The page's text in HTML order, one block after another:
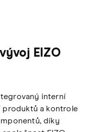
EIZO
interní
produktů a kontrole
díky